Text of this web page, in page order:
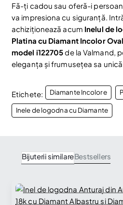
Fă-ți cadou sau oferă-i
va impresiona cu siguranță.
achiziționează acum Inelul de
Platina cu Diamant Incolor
model i122705de la Valmand,
eleganța și frumusețea sa
Etichete: Diamante Incolore
Inele de logodna cu Diamante
Bijuterii similareBestsellers